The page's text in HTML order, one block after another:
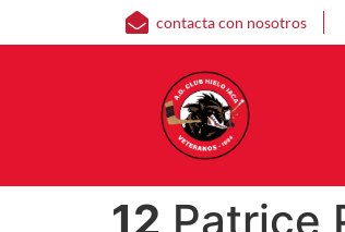
contacta con nosotros
12 Patrice